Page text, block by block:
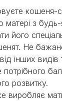
кошеня-
з будь-
його
Не
інших видів
потрібного
розвитку.
виробляє